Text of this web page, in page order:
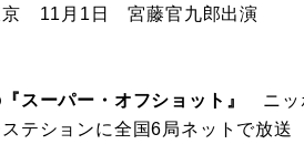
11月1日 宮藤官九郎出演
スーパー・オフショット』
ニッ
テションに全国6局ネットで放送